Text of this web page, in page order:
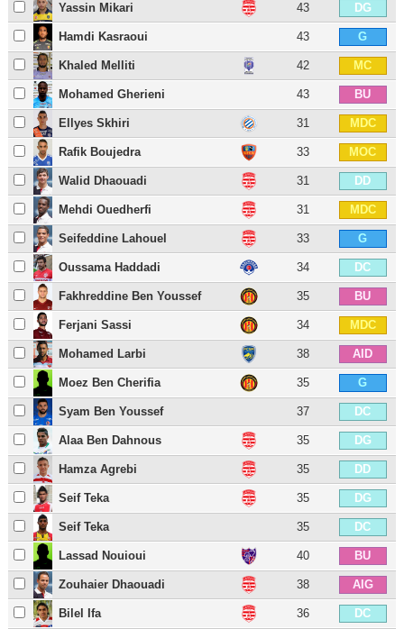
Yassin Mikari 43 DG
Hamdi Kasraoui 43 G
Khaled Melliti 42 MC
Mohamed Gherieni 43 BU
Ellyes Skhiri 31 MDC
Rafik Boujedra 33 MOC
Walid Dhaouadi 31 DD
Mehdi Ouedherfi 31 MDC
Seifeddine Lahouel 33 G
Oussama Haddadi 34 DC
Fakhreddine Ben Youssef 35 BU
Ferjani Sassi 34 MDC
Mohamed Larbi 38 AID
Moez Ben Cherifia 35 G
Syam Ben Youssef 37 DC
Alaa Ben Dahnous 35 DG
Hamza Agrebi 35 DD
Seif Teka 35 DG
Seif Teka 35 DC
Lassad Nouioui 40 BU
Zouhaier Dhaouadi 38 AIG
Bilel Ifa 36 DC